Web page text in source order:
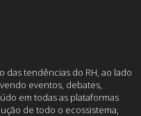
das tendências do RH, ao lado
eventos, debates,
em todas as plataformas
de todo o ecossistema,